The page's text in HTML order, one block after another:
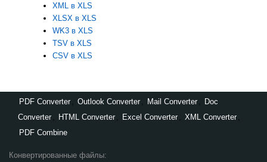
XML в XLS
XLSX в XLS
WK3 в XLS
TSV в XLS
CSV в XLS
PDF Converter Outlook Converter Mail Converter
Doc
Converter
HTML Converter Excel Converter XML Converter
PDF Combine
Конвертированные файлы: